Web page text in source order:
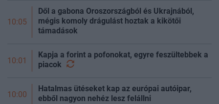
10:05
Dől a gabona Oroszországból és Ukrajnából,
mégis komoly drágulást hoztak a kikötői
támadások
10:01
Kapja a forint a pofonokat, egyre feszültebbek a
piacok
10:00
Hatalmas ütéseket kap az európai autóipar,
ebből nagyon nehéz lesz felállni